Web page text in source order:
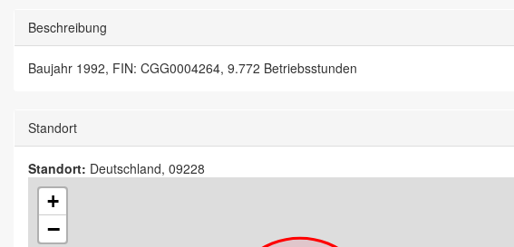
Beschreibung
Baujahr 1992, FIN: CGG0004264, 9.772 Betriebsstunden
Standort
Standort: Deutschland, 09228
+
−